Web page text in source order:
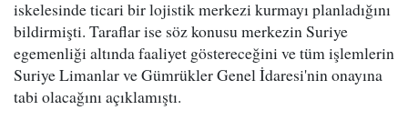
iskelesinde ticari bir lojistik merkezi kurmayı planladığını
bildirmişti. Taraflar ise söz konusu merkezin Suriye
egemenliği altında faaliyet göstereceğini ve tüm işlemlerin
Suriye Limanlar ve Gümrükler Genel İdaresi'nin onayına
tabi olacağını açıklamıştı.